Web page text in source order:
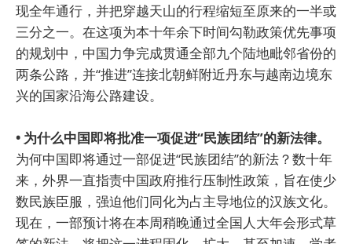
现全年通行，并把穿越天山的行程缩短至原来的一半或
三分之一。在这项为本十年余下时间勾勒政策优先事项
的规划中，中国力争完成贯通全部九个陆地毗邻省份的
两条公路，并“推进”连接北朝鲜附近丹东与越南边境东
兴的国家沿海公路建设。
• 为什么中国即将批准一项促进“民族团结”的新法律。
为何中国即将通过一部促进“民族团结”的新法？数十年
来，外界一直指责中国政府推行压制性政策，旨在使少
数民族臣服，强迫他们同化为占主导地位的汉族文化。
现在，一部预计将在本周稍晚通过全国人大年会形式草